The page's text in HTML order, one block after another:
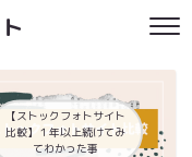
【ストックフォトサイト
比較】１年以上続けてみ
てわかった事